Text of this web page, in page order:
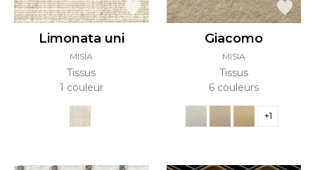
Limonata uni
MISIA
Tissus
1 couleur
Giacomo
MISIA
Tissus
6 couleurs
+1